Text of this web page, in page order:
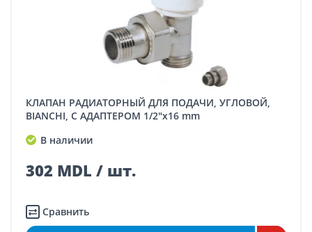
КЛАПАН РАДИАТОРНЫЙ ДЛЯ ПОДАЧИ, УГЛОВОЙ,
BIANCHI, С АДАПТЕРОМ 1/2"x16 mm
В наличии
302 MDL / шт.
Сравнить